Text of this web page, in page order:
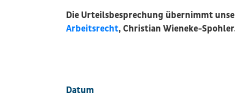
Die Urteilsbesprechung übernimmt
Arbeitsrecht, Christian Wieneke-
Datum